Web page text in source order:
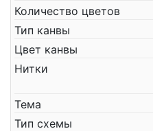
Количество цветов
Тип канвы
Цвет канвы
Нитки
Тема
Тип схемы